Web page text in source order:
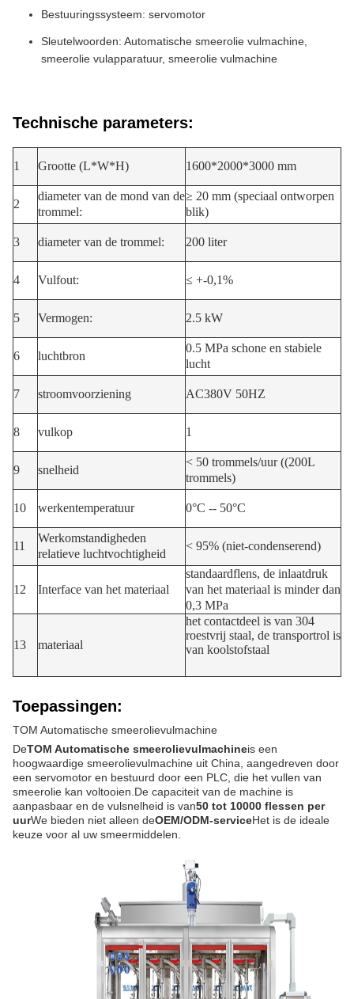
Bestuuringssysteem: servomotor
Sleutelwoorden: Automatische smeerolie vulmachine,
smeerolie vulapparatuur, smeerolie vulmachine
Technische parameters:
1 Grootte (L*W*H) 1600*2000*3000 mm
2
diameter van de mond van de
trommel:
≥ 20 mm (speciaal ontworpen
blik)
3 diameter van de trommel: 200 liter
4 Vulfout: ≤ +-0,1%
5 Vermogen: 2.5 kW
6 luchtbron
0.5 MPa schone en stabiele
lucht
7 stroomvoorziening AC380V 50HZ
8 vulkop 1
9 snelheid
< 50 trommels/uur ((200L
trommels)
10 werkentemperatuur 0°C -- 50°C
11
Werkomstandigheden
relatieve luchtvochtigheid
< 95% (niet-condenserend)
12 Interface van het materiaal
standaardflens, de inlaatdruk
van het materiaal is minder dan
0,3 MPa
13 materiaal
het contactdeel is van 304
roestvrij staal, de transportrol is
van koolstofstaal
Toepassingen:
TOM Automatische smeerolievulmachine
DeTOM Automatische smeerolievulmachineis een
hoogwaardige smeerolievulmachine uit China, aangedreven door
een servomotor en bestuurd door een PLC, die het vullen van
smeerolie kan voltooien.De capaciteit van de machine is
aanpasbaar en de vulsnelheid is van50 tot 10000 flessen per
uurWe bieden niet alleen deOEM/ODM-serviceHet is de ideale
keuze voor al uw smeermiddelen.